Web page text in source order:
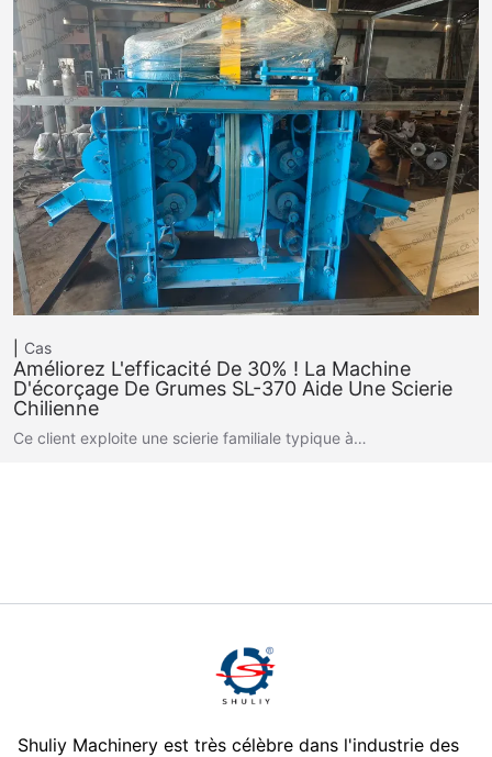
Cas
Améliorez L'efficacité De 30% ! La Machine
D'écorçage De Grumes SL-370 Aide Une Scierie
Chilienne
Ce client exploite une scierie familiale typique à…
Shuliy Machinery est très célèbre dans l'industrie des